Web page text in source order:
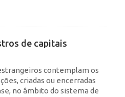
de capitais
contemplam os
criadas ou encerradas
no âmbito do sistema de